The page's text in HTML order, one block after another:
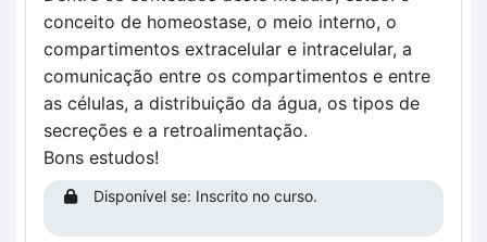
conceito de homeostase, o meio interno, o
compartimentos extracelular e intracelular, a
comunicação entre os compartimentos e entre
as células, a distribuição da água, os tipos de
secreções e a retroalimentação.
Bons estudos!
Disponível se: Inscrito no curso.